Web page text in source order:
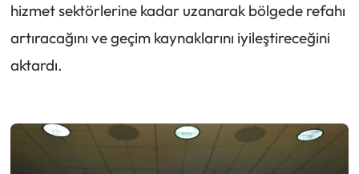
hizmet sektörlerine kadar uzanarak bölgede refahı
artıracağını ve geçim kaynaklarını iyileştireceğini
aktardı.